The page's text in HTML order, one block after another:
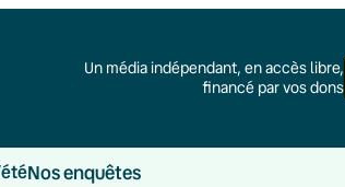
Un média indépendant, en accès libre,
financé par vos dons
Nos enquêtes